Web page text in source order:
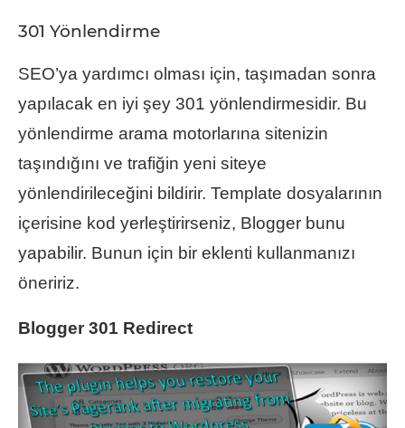
301 Yönlendirme
SEO’ya yardımcı olması için, taşımadan sonra
yapılacak en iyi şey 301 yönlendirmesidir. Bu
yönlendirme arama motorlarına sitenizin
taşındığını ve trafiğin yeni siteye
yönlendirileceğini bildirir. Template dosyalarının
içerisine kod yerleştirirseniz, Blogger bunu
yapabilir. Bunun için bir eklenti kullanmanızı
öneririz.
Blogger 301 Redirect